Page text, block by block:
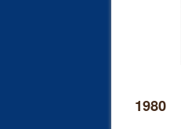
1980